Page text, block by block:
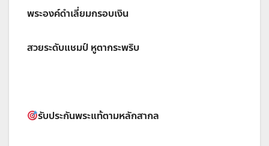
พระองค์ดำเลี่ยมกรอบเงิน
สวยระดับแชมป์ หูตากระพริบ
รับประกันพระแท้ตามหลักสากล